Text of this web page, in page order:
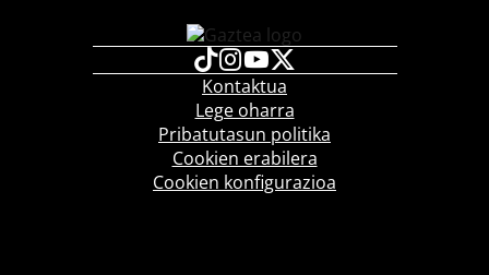
Kontaktua
Lege oharra
Pribatutasun politika
Cookien erabilera
Cookien konfigurazioa